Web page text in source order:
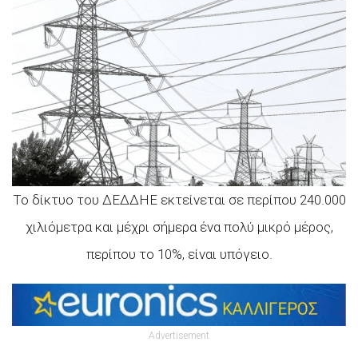
Το δίκτυο του ΔΕΔΔΗΕ εκτείνεται σε περίπου 240.000
χιλιόμετρα και μέχρι σήμερα ένα πολύ μικρό μέρος,
περίπου το 10%, είναι υπόγειο.
Advertisement